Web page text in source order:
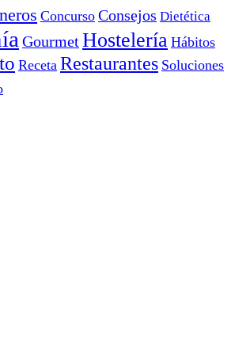
Concurso Consejos Dietética
GourmetHostelería Hábitos
Receta Restaurantes Soluciones